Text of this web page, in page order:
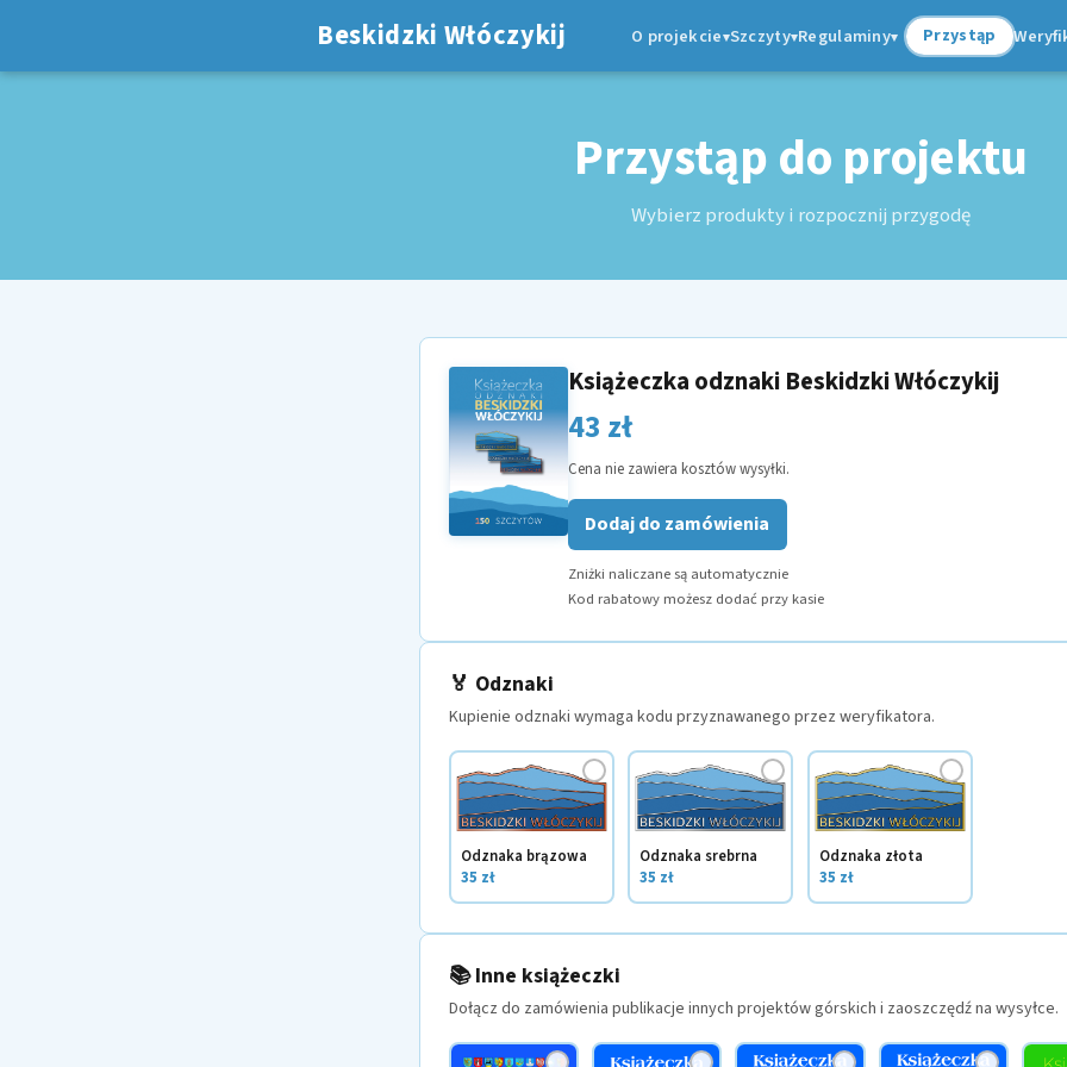
Beskidzki Włóczykij O projekcie▾Szczyty▾Regulaminy▾ Przystąp
Przystąp do projektu
Wybierz produkty i rozpocznij przygodę
Książeczka odznaki Beskidzki Włóczykij
43 zł
Cena nie zawiera kosztów wysyłki.
Dodaj do zamówienia
Zniżki naliczane są automatycznie
Kod rabatowy możesz dodać przy kasie
🏅 Odznaki
Kupienie odznaki wymaga kodu przyznawanego przez weryfikatora.
Odznaka brązowa
35 zł
Odznaka srebrna
35 zł
Odznaka złota
35 zł
📚 Inne książeczki
Dołącz do zamówienia publikacje innych projektów górskich i zaoszczędź na wysyłce.
✓ ✓ ✓ ✓